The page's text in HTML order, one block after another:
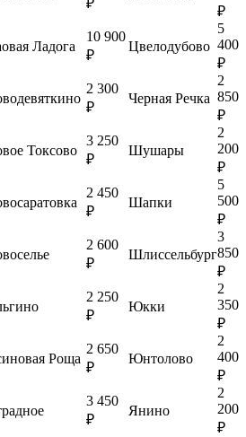
₽
₽
Ладога
10 900
₽
Цвелодубово
5
400
₽
2 300
₽
Черная Речка
2
850
₽
Токсово
3 250
₽
Шушары
2
200
₽
2 450
₽
Шапки
5
500
₽
2 600
₽
Шлиссельбург
3
850
₽
2 250
₽
Юкки
2
350
₽
Роща
2 650
₽
Юнтолово
2
400
₽
3 450
₽
Янино
2
200
₽